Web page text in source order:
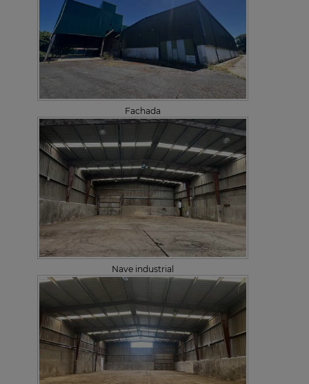
Fachada
Nave industrial